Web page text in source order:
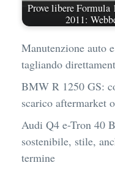
Prove libere Formula
2011:
Manutenzione auto
tagliando
BMW R 1250 GS:
scarico aftermarket
Audi Q4 e-Tron 40
sostenibile, stile,
termine